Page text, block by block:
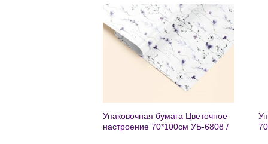
Добавить
в список
желаний
Упаковочная бумага Цветочное
настроение 70*100см УБ-6808 /